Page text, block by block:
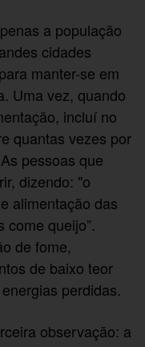
a população
cidades
manter-se em
Uma vez, quando
incluí no
quantas vezes por
pessoas que
dizendo: "o
alimentação das
queijo”.
de fome,
de baixo teor
perdidas.
observação: a